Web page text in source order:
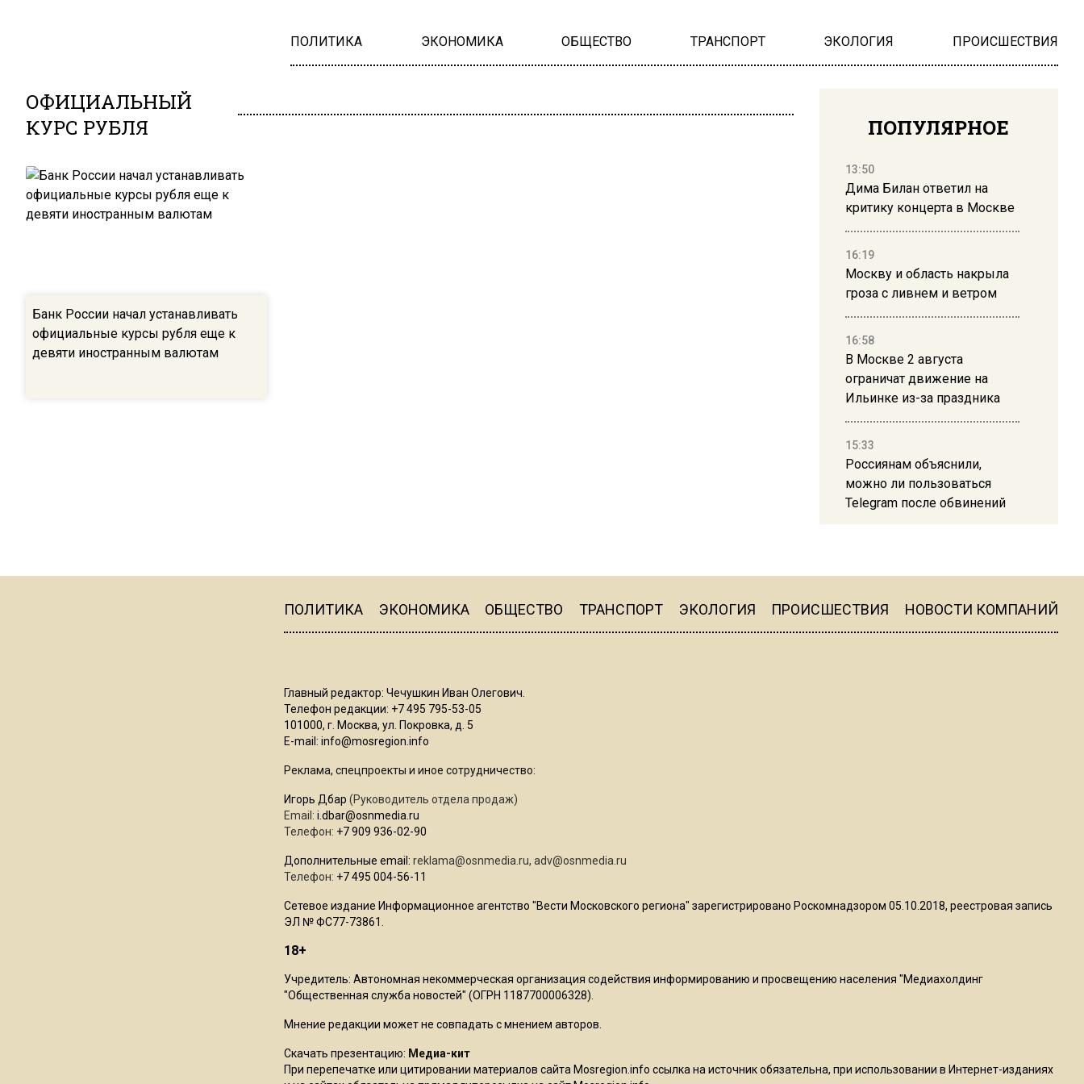
ПОЛИТИКА ЭКОНОМИКА ОБЩЕСТВО ТРАНСПОРТ ЭКОЛОГИЯ ПРОИСШЕСТВИЯ
ОФИЦИАЛЬНЫЙ
КУРС РУБЛЯ
Банк России начал устанавливать
официальные курсы рубля еще к
девяти иностранным валютам
ПОПУЛЯРНОЕ
13:50
Дима Билан ответил на
критику концерта в Москве
16:19
Москву и область накрыла
гроза с ливнем и ветром
16:58
В Москве 2 августа
ограничат движение на
Ильинке из-за праздника
15:33
Россиянам объяснили,
можно ли пользоваться
Telegram после обвинений
литров дождя на
В Подмосковье прекратили
цехах
ПОЛИТИКА ЭКОНОМИКА ОБЩЕСТВО ТРАНСПОРТ ЭКОЛОГИЯ ПРОИСШЕСТВИЯ НОВОСТИ КОМПАНИЙ
Главный редактор: Чечушкин Иван Олегович.
Телефон редакции: +7 495 795-53-05
101000, г. Москва, ул. Покровка, д. 5
E-mail: info@mosregion.info
Реклама, спецпроекты и иное сотрудничество:
Игорь Дбар (Руководитель отдела продаж)
Email: i.dbar@osnmedia.ru
Телефон: +7 909 936-02-90
Дополнительные email: reklama@osnmedia.ru, adv@osnmedia.ru
Телефон: +7 495 004-56-11
Сетевое издание Информационное агентство "Вести Московского региона" зарегистрировано Роскомнадзором 05.10.2018, реестровая запись
ЭЛ № ФС77-73861.
18+
Учредитель: Автономная некоммерческая организация содействия информированию и просвещению населения "Медиахолдинг
"Общественная служба новостей" (ОГРН 1187700006328).
Мнение редакции может не совпадать с мнением авторов.
Скачать презентацию: Медиа-кит
При перепечатке или цитировании материалов сайта Mosregion.info ссылка на источник обязательна, при использовании в Интернет-изданиях